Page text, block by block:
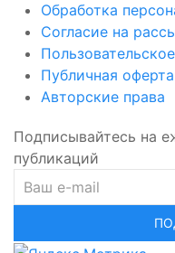
Обработка
Согласие на
Публичная оферта
Авторские права
Подписывайтесь на
публикаций